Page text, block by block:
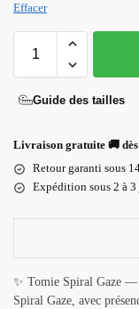
Effacer
Guide des tailles
Livraison gratuite 🚚 dès
Retour garanti sous
Expédition sous 2 à
✨ Tomie Spiral Gaze
Spiral Gaze, avec